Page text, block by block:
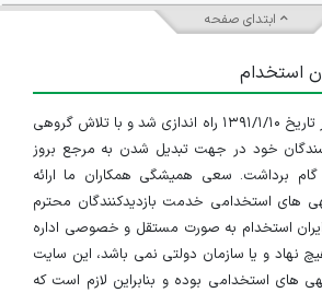
منقضی شده
منقضی شده
فروش
ابتدای صفحه
استخدام
سایت ایران استخدام در تاریخ ۱۳۹۱/۱/۱۰ راه اندازی شد و با تلاش گروهی
خود در جهت تبدیل شدن به مرجع بروز
برداشت. سعی همیشگی همکاران ما ارائه
های استخدامی خدمت بازدیدکنندگان محترم
استخدام به صورت مستقل و خصوصی اداره
نهاد و یا سازمان دولتی نمی باشد، این سایت
های استخدامی بوده و بنابراین لازم است که